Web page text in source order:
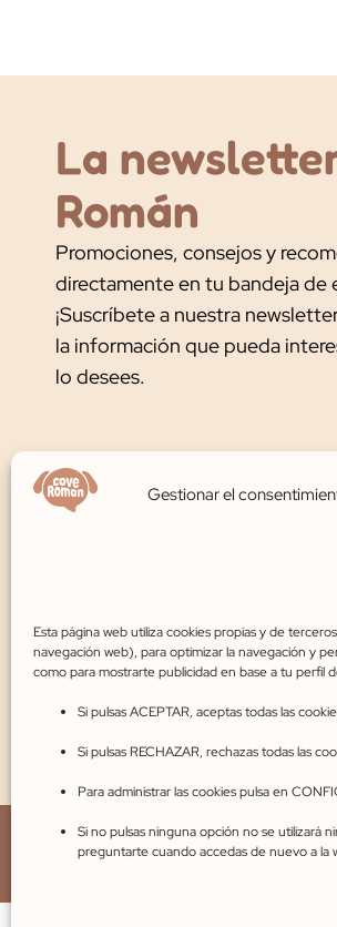
Gestionar el
Esta página web utiliza cookies propias y de
navegación web), para optimizar la navegación y
como para mostrarte publicidad en base a tu perfil
Si pulsas ACEPTAR, aceptas todas las
Si pulsas RECHAZAR, rechazas todas las
Para administrar las cookies pulsa en
Si no pulsas ninguna opción no se utilizará
preguntarte cuando accedas de nuevo a la
La
Román
Promociones, consejos y
directamente en tu bandeja de
¡Suscríbete a nuestra
la información que pueda
lo desees.
coveroman@gmail.com
Aviso legal